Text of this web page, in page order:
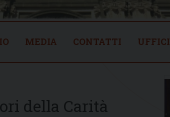
MEDIA CONTATTI UFFICI
della Carità